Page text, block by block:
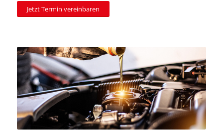
Jetzt Termin vereinbaren